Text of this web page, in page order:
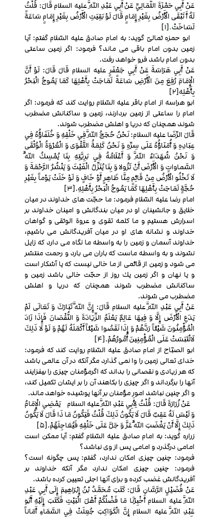
عَنْ أَبِي حَمْزَةَ الثُّمَالِيِّ عَنْ أَبِي عَبْدِ اللَّهِ علیه السلام قَالَ: قُلْتُ
لَهُ أَ تَبْقَى الْأَرْضُ بِغَيْرِ إِمَامٍ قَالَ لَوْ بَقِيَتِ الْأَرْضُ بِغَيْرِ إِمَامٍ سَاعَةً
لَسَاخَتْ.
[1]
ابو حمزه ثمالىّ گويد: به امام صادق عليه السّلام گفتم: آيا
زمين بدون امام باقى مى‏ ماند؟ فرمود: اگر زمين ساعتى
بدون امام باشد فرو خواهد رفت.
عَنْ أَبِي هَرَاسَةَ عَنْ أَبِي جَعْفَرٍ علیه السلام قَالَ قَالَ: لَوْ أَنَّ
الْإِمَامَ رُفِعَ مِنَ الْأَرْضِ سَاعَةً لَمَاجَتْ بِأَهْلِهَا كَمَا يَمُوجُ الْبَحْرُ
بِأَهْلِه‏[2]
ابو هراسه از امام باقر عليه السّلام روايت كند كه فرمود: اگر
امام را ساعتى از زمين بردارند، زمين و ساكنانش مضطرب
شوند همچنان كه دريا و اهلش مضطرب شوند.
قَالَ الرِّضَا علیه السلام:‏ نَحْنُ حُجَجُ اللَّهِ فِي خَلْقِهِ وَ خُلَفَاؤُهُ فِي
عِبَادِهِ وَ أُمَنَاؤُهُ عَلَى سِرِّهِ وَ نَحْنُ كَلِمَةُ التَّقْوَى وَ الْعُرْوَةُ الْوُثْقَى
وَ نَحْنُ شُهَدَاءُ اللَّهِ وَ أَعْلَامُهُ فِي بَرِيَّتِهِ بِنَا يُمْسِكُ اللَّهُ‏
السَّماواتِ وَ الْأَرْضَ أَنْ تَزُولا وَ بِنَا يُنَزِّلُ الْغَيْثَ‏ وَ يَنْشُرُ الرَّحْمَةَ وَ
لَا تَخْلُو الْأَرْضُ مِنْ قَائِمٍ مِنَّا ظَاهِرٍ أَوْ خَافٍ وَ لَوْ خَلَتْ يَوْماً بِغَيْرِ
حُجَّةٍ لَمَاجَتْ بِأَهْلِهَا كَمَا يَمُوجُ الْبَحْرُ بِأَهْلِهِ.[3]
امام رضا عليه السّلام فرمود: ما حجّت هاى خداوند در ميان
خلايق و جانشينان او در ميان بندگانش و امينان خداوند بر
اسرارش هستيم و ما كلمه تقوى و عروة الوثقى و گواهان
خداوند و نشانه ‏هاى او در ميان آفريدگانش مى‏ باشيم،
خداوند آسمان و زمين را به واسطه ما نگاه مى‏ دارد كه زايل
نشوند و به واسطه ماست كه باران مى‏ بارد و رحمت منتشر
مى‏ شود و زمين از قائمى از ما خالى نيست كه يا آشكار است
و يا نهان و اگر زمين يك روز از حجّت خالى باشد زمين و
ساكنانش مضطرب شوند همچنان كه دريا و اهلش
مضطرب مى‏ شوند.
عَنْ أَبِي عَبْدِ اللَّهِ علیه السلام قَالَ: إِنَّ اللَّهَ تَبَارَكَ وَ تَعَالَى لَمْ
يَدَعِ الْأَرْضَ إِلَّا وَ فِيهَا عَالِمٌ يَعْلَمُ الزِّيَادَةَ وَ النُّقْصَانَ فَإِذَا زَادَ
الْمُؤْمِنُونَ شَيْئاً رَدَّهُمْ وَ إِذَا نَقَصُوا شَيْئاً أَكْمَلَهُ لَهُمْ وَ لَوْ لَا ذَلِكَ
لَالْتَبَسَتْ عَلَى الْمُؤْمِنِينَ أُمُورُهُمْ.[4]
ابو الصبّاح از امام صادق عليه السّلام روايت كند كه فرمود:
خداى تعالى زمين را وا نمی گذارد مگر آنكه در آن عالمى باشد
كه هر زيادى و نقصانى را بداند كه اگرمؤمنان چيزى را بيفزايند
آنها را برگرداند و اگر چيزى را بكاهند آن را بر ايشان تكميل كند،
و اگر چنين نباشد امور مؤمنان بر آنها پوشيده خواهد ماند.
عَنْ زُرَارَةَ قَالَ: قُلْتُ لِأَبِي عَبْدِ اللَّهِ علیه السلام يَمْضِي الْإِمَامُ
وَ لَيْسَ لَهُ عَقِبٌ قَالَ لَا يَكُونُ ذَلِكَ قُلْتُ فَيَكُونُ مَا ذَا قَالَ لَا يَكُونُ
ذَلِكَ إِلَّا أَنْ يَغْضَبَ اللَّهُ عَزَّ وَ جَلَّ عَلَى خَلْقِهِ فَيُعَاجِلَهُمْ.[5]
زراره گويد: به امام صادق عليه السّلام گفتم: آيا ممكن است
امامى درگذرد و امامى پس از وى نباشد؟
فرمود: چنين چيزى امكان ندارد، گفتم: پس چگونه است؟
فرمود: چنين چيزى امكان ندارد مگر آنكه خداوند بر
آفريدگانش غضب كرده و براى آنها اجلی تعیین کرده باشد.
عَنْ فُضَيْلٍ الرَّسَّانِ قَالَ: كَتَبَ مُحَمَّدُ بْنُ إِبْرَاهِيمَ إِلَى أَبِي عَبْدِ
اللَّهِ علیه السلام أَخْبِرْنَا مَا فَضْلُكُمْ أَهْلَ الْبَيْتِ فَكَتَبَ إِلَيْهِ أَبُو
عَبْدِ اللَّهِ علیه السلام إِنَّ الْكَوَاكِبَ جُعِلَتْ فِي السَّمَاءِ أَمَاناً